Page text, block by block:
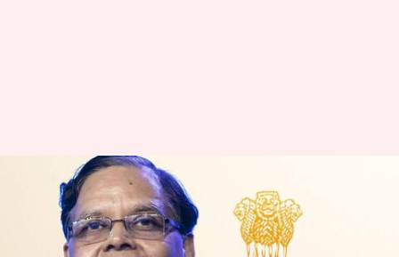
Arvind Panagariya: 16వ ఆర్థిక
సంఘం చైర్మన్‌గా అరవింద్
పనగాఢియా నియామకం